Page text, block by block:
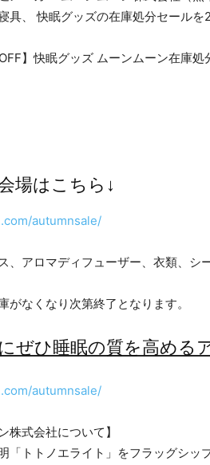
具、 快眠グッズの在庫処分セール
場はこちら↓
autumnsale/
、アロマディフューザー、衣類、シ
がなくなり次第終了となります。
ぜひ睡眠の質を高める
autumnsale/
株式会社について】
「トトノエライト」をフラッグシッ